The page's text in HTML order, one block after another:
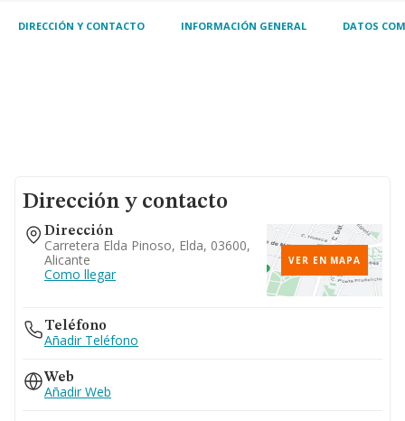
de edificacio
DIRECCIÓN Y CONTACTO INFORMACIÓN GENERAL DATOS
Dirección y contacto
Dirección
Carretera Elda Pinoso, Elda, 03600,
Alicante
Como llegar
VER EN MAPA
Teléfono
Añadir Teléfono
Web
Añadir Web